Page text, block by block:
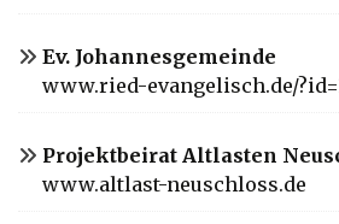
Ev. Johannesgemeinde
www.ried-evangelisch.de/
Projektbeirat Altlasten
www.altlast-neuschloss.de